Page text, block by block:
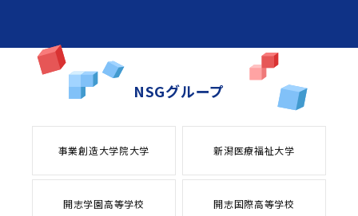
NSGグループ
事業創造大学院大学 新潟医療福祉大学
開志学園高等学校 開志国際高等学校